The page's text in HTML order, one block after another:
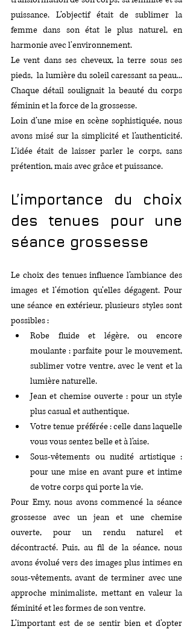
puissance. L’objectif était de sublimer la
femme dans son état le plus naturel, en
harmonie avec l'environnement.
Le vent dans ses cheveux, la terre sous ses
pieds,  la lumière du soleil caressant sa peau...
Chaque détail soulignait la beauté du corps
féminin et la force de la grossesse.
Loin d’une mise en scène sophistiquée, nous
avons misé sur la simplicité et l’authenticité.
L’idée était de laisser parler le corps, sans
prétention, mais avec grâce et puissance.
L’importance du choix
des tenues pour une
séance grossesse
Le choix des tenues influence l’ambiance des
images et l’émotion qu’elles dégagent. Pour
une séance en extérieur, plusieurs styles sont
possibles :
Robe fluide et légère, ou encore
moulante : parfaite pour le mouvement,
sublimer votre ventre, avec le vent et la
lumière naturelle.
Jean et chemise ouverte : pour un style
plus casual et authentique.
Votre tenue préférée : celle dans laquelle
vous vous sentez belle et à l’aise.
Sous-vêtements ou nudité artistique :
pour une mise en avant pure et intime
de votre corps qui porte la vie.
Pour Emy, nous avons commencé la séance
grossesse avec un jean et une chemise
ouverte, pour un rendu naturel et
décontracté. Puis, au fil de la séance, nous
avons évolué vers des images plus intimes en
sous-vêtements, avant de terminer avec une
approche minimaliste, mettant en valeur la
féminité et les formes de son ventre.
L’important est de se sentir bien et d’opter